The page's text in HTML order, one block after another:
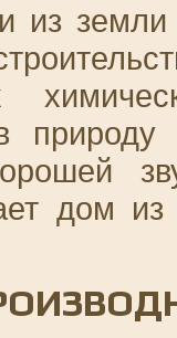
из
дом